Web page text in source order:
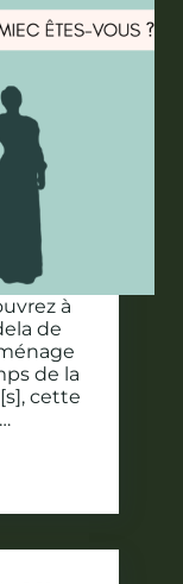
à
de
de la
cette